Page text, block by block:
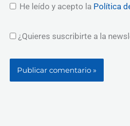
He leído y acepto la Política
¿Quieres suscribirte a la